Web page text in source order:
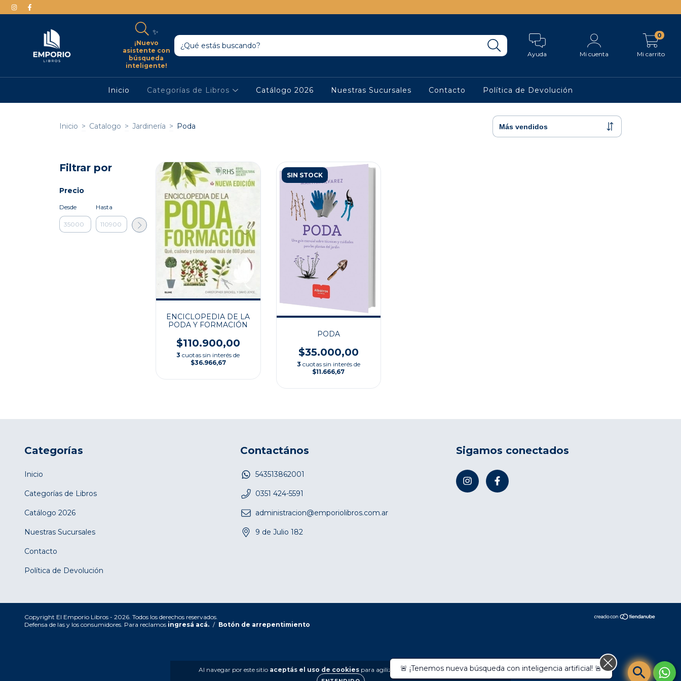
✨
¡Nuevo
asistente con
búsqueda
inteligente!
Ayuda Mi cuenta Mi carrito
0
Inicio Categorías de Libros Catálogo 2026 Nuestras Sucursales Contacto Política de Devolución
Al navegar por este sitio aceptás el uso de cookies para agilizar tu experiencia de compra.
Inicio > Catalogo > Jardinería > Poda
Filtrar por
Precio
Desde Hasta
ENCICLOPEDIA DE LA
PODA Y FORMACIÓN
$110.900,00
3 cuotas sin interés de
$36.966,67
SIN STOCK
PODA
$35.000,00
3 cuotas sin interés de
$11.666,67
Categorías
Inicio
Categorías de Libros
Catálogo 2026
Nuestras Sucursales
Contacto
Política de Devolución
Contactános
543513862001
0351 424-5591
administracion@emporiolibros.com.ar
9 de Julio 182
Sigamos conectados
Copyright El Emporio Libros - 2026. Todos los derechos reservados.
Defensa de las y los consumidores. Para reclamos ingresá acá. / Botón de arrepentimiento